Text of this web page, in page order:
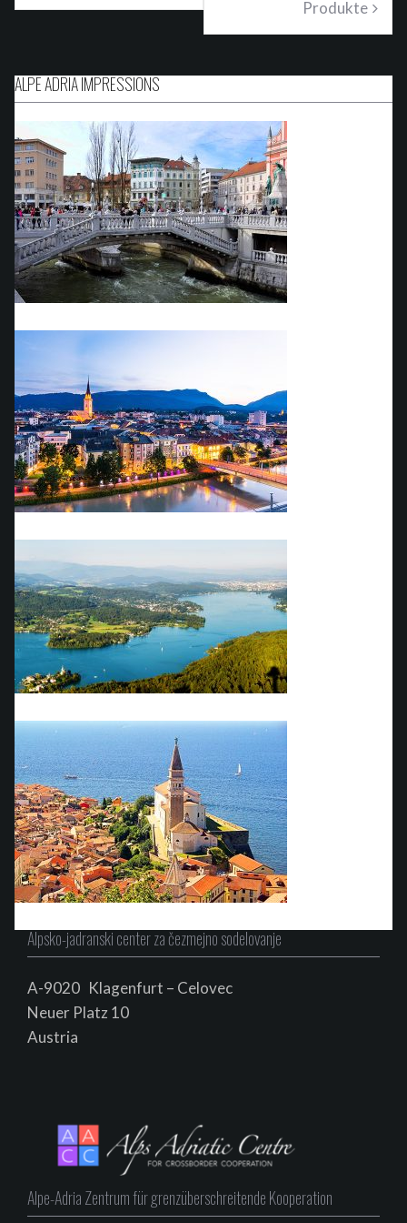
Produkte
ALPE ADRIA IMPRESSIONS
Alpsko-jadranski center za čezmejno sodelovanje
A-9020 Klagenfurt – Celovec
Neuer Platz 10
Austria
Alpe-Adria Zentrum für grenzüberschreitende Kooperation